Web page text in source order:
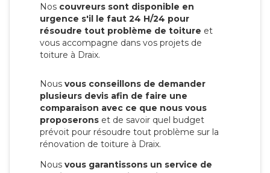
Nos couvreurs sont disponible en
urgence s'il le faut 24 H/24 pour
résoudre tout problème de toiture et
vous accompagne dans vos projets de
toiture à Draix.
Nous vous conseillons de demander
plusieurs devis afin de faire une
comparaison avec ce que nous vous
proposerons et de savoir quel budget
prévoit pour résoudre tout problème sur la
rénovation de toiture à Draix.
Nous vous garantissons un service de